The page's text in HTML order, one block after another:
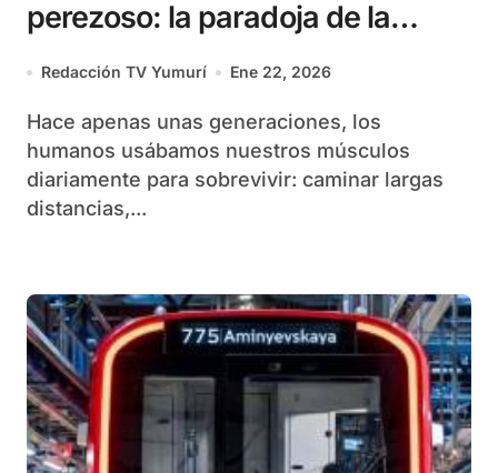
perezoso: la paradoja de la
inteligencia artificial
Redacción TV Yumurí Ene 22, 2026
Hace apenas unas generaciones, los
humanos usábamos nuestros músculos
diariamente para sobrevivir: caminar largas
distancias,...